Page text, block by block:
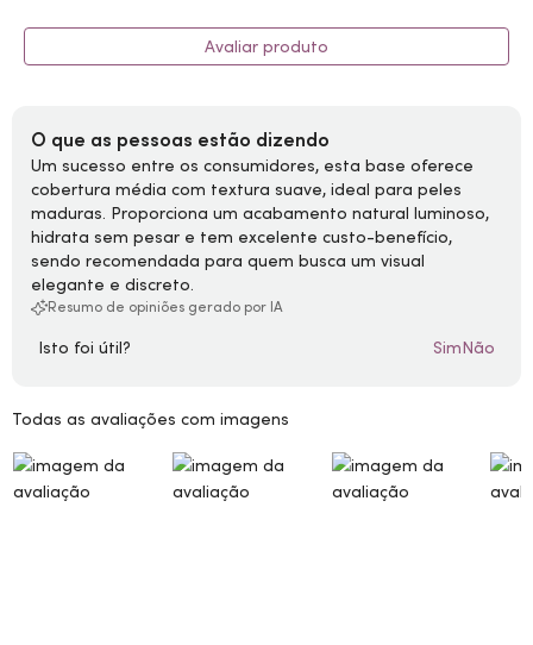
Avaliar produto
O que as pessoas estão dizendo
Um sucesso entre os consumidores, esta base oferece
cobertura média com textura suave, ideal para peles
maduras. Proporciona um acabamento natural luminoso,
hidrata sem pesar e tem excelente custo-benefício,
sendo recomendada para quem busca um visual
elegante e discreto.
Resumo de opiniões gerado por IA
Isto foi útil? SimNão
Todas as avaliações com imagens